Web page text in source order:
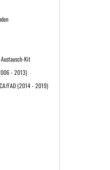
Kit
- 2013)
FAD (2014 - 2019)